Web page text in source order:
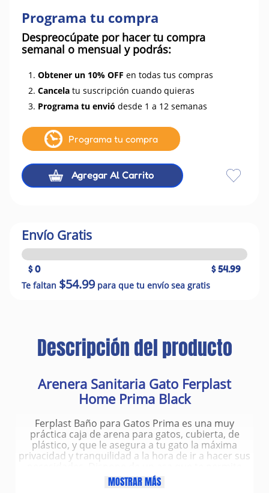
Programa tu compra
Despreocúpate por hacer tu compra
semanal o mensual y podrás:
1. Obtener un 10% OFF en todas tus compras
2. Cancela tu suscripción cuando quieras
3. Programa tu envió desde 1 a 12 semanas
Programa tu compra
Agregar Al Carrito
Envío Gratis
$ 0 $ 54.99
Te faltan $54.99para que tu envío sea gratis
Descripción del producto
Arenera Sanitaria Gato Ferplast
Home Prima Black
Ferplast Baño para Gatos Prima es una muy
práctica caja de arena para gatos, cubierta, de
plástico, y que le asegura a tu gato la máxima
privacidad y tranquilidad a la hora de ir a hacer sus
moverla donde tu prefieras y usa un filtro de carbón
para neutralizar olores. Fácil de limpiar gracias a su
MOSTRAR MÁS